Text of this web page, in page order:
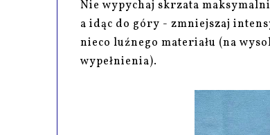
Nie wypychaj skrzata
a idąc do góry - zmniejszaj
nieco luźnego materiału (na
wypełnienia).